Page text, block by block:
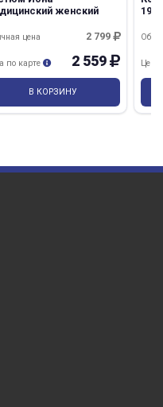
женский
2 799
цена
2 559
по карте
В КОРЗИНУ
191
Цена